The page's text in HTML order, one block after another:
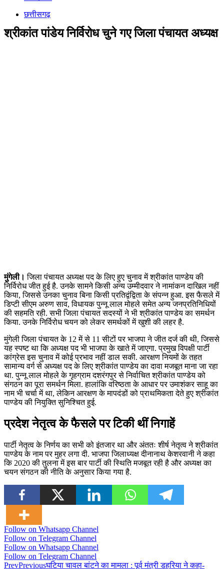
छत्तीसगढ़
श्रीकांत पांडेय निर्विरोध चुने गए जिला पंचायत अध्यक्ष
मुंगेली। जिला पंचायत अध्यक्ष पद के लिए हुए चुनाव में श्रीकांत पाण्डेय की
निर्विरोध जीत हुई है. उनके सामने किसी अन्य उम्मीदवार ने नामांकन दाखिल नहीं
किया, जिससे उनका चुनाव बिना किसी प्रतिद्वंद्विता के संपन्न हुआ. इस फैसले में
डिप्टी सीएम अरुण साव, विधायक पुन्नू लाल मोहले समेत अन्य जनप्रतिनिधियों
की सहमति रही. सभी जिला पंचायत सदस्यों ने भी श्रीकांत पाण्डेय का समर्थन
किया. उनके निर्विरोध चयन को लेकर समर्थकों में खुशी की लहर है.
मुंगेली जिला पंचायत के 12 में से 11 सीटों पर भाजपा ने जीत दर्ज की थी, जिससे
यह स्पष्ट था कि अध्यक्ष पद भी भाजपा के खाते में जाएगा. प्रमुख विपक्षी पार्टी
कांग्रेस इस चुनाव में कोई प्रभाव नहीं डाल सकी. आरक्षण नियमों के तहत
सामान्य वर्ग से अध्यक्ष पद के लिए श्रीकांत पाण्डेय का दावा मजबूत माना जा रहा
था. पुन्नू लाल मोहले के गृहग्राम दशरंगपुर से निर्वाचित श्रीकांत पाण्डेय को
संगठन का पूरा समर्थन मिला. हालांकि वरिष्ठता के आधार पर उमाशंकर साहू का
नाम भी चर्चा में था, लेकिन आरक्षण के मापदंडों को प्राथमिकता देते हुए श्रीकांत
पाण्डेय की नियुक्ति सुनिश्चित हुई.
प्रदेश नेतृत्व के फैसले पर टिकी थीं निगाहें
पार्टी नेतृत्व के निर्णय का सभी को इंतजार था और अंततः शीर्ष नेतृत्व ने श्रीकांत
पाण्डेय के नाम पर मुहर लगा दी. भाजपा जिलाध्यक्ष दीनानाथ केशरवानी ने कहा
कि 2020 की तुलना में इस बार पार्टी की स्थिति मजबूत रही है और अध्यक्ष का
चयन संगठन की नीति के अनुसार किया गया है.
Follow on Whatsapp Channel
Follow on Telegram Channel
Follow on Whatsapp Channel
Follow on Telegram Channel
PrevPreviousघटिया चावल बांटने का मामला : पूर्व मंत्री डहरिया ने कहा-